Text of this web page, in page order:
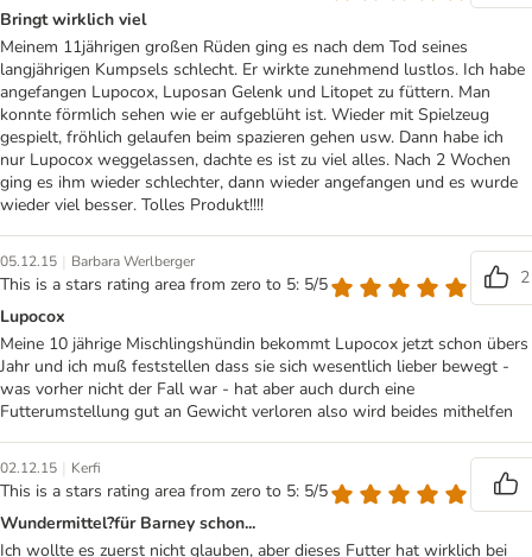
Bringt wirklich viel
Meinem 11jährigen großen Rüden ging es nach dem Tod seines
langjährigen Kumpsels schlecht. Er wirkte zunehmend lustlos. Ich habe
angefangen Lupocox, Luposan Gelenk und Litopet zu füttern. Man
konnte förmlich sehen wie er aufgeblüht ist. Wieder mit Spielzeug
gespielt, fröhlich gelaufen beim spazieren gehen usw. Dann habe ich
nur Lupocox weggelassen, dachte es ist zu viel alles. Nach 2 Wochen
ging es ihm wieder schlechter, dann wieder angefangen und es wurde
wieder viel besser. Tolles Produkt!!!!
05.12.15 | Barbara Werlberger
This is a stars rating area from zero to 5: 5/5
2
Lupocox
Meine 10 jährige Mischlingshündin bekommt Lupocox jetzt schon übers
Jahr und ich muß feststellen dass sie sich wesentlich lieber bewegt -
was vorher nicht der Fall war - hat aber auch durch eine
Futterumstellung gut an Gewicht verloren also wird beides mithelfen
02.12.15 | Kerfi
This is a stars rating area from zero to 5: 5/5
Wundermittel?für Barney schon...
Ich wollte es zuerst nicht glauben, aber dieses Futter hat wirklich bei